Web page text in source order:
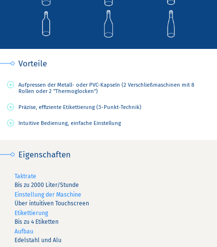
Vorteile
Aufpressen der Metall- oder PVC-Kapseln (2 Verschließmaschinen mit 8
Rollen oder 2 "Thermoglocken")
Präzise, effiziente Etikettierung (3-Punkt-Technik)
Intuitive Bedienung, einfache Einstellung
Eigenschaften
Taktrate
Bis zu 2000 Liter/Stunde
Einstellung der Maschine
Über intuitiven Touchscreen
Etikettierung
Bis zu 4 Etiketten
Aufbau
Edelstahl und Alu